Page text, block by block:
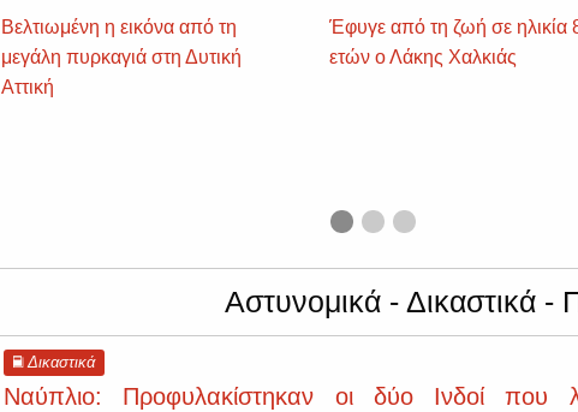
Βελτιωμένη η εικόνα από τη
μεγάλη πυρκαγιά στη Δυτική
Αττική
Έφυγε από τη ζωή σε ηλικία
ετών ο Λάκης Χαλκιάς
Αστυνομικά - Δικαστικά -
Δικαστικά
Ναύπλιο: Προφυλακίστηκαν οι δύο Ινδοί που